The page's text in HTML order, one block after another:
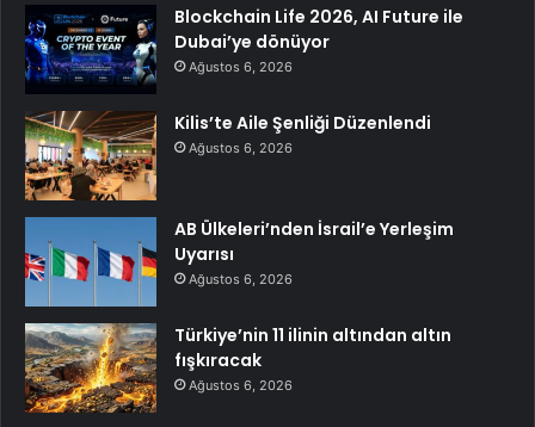
Blockchain Life 2026, AI Future ile
Dubai’ye dönüyor
Ağustos 6, 2026
Kilis’te Aile Şenliği Düzenlendi
Ağustos 6, 2026
AB Ülkeleri’nden İsrail’e Yerleşim
Uyarısı
Ağustos 6, 2026
Türkiye’nin 11 ilinin altından altın
fışkıracak
Ağustos 6, 2026